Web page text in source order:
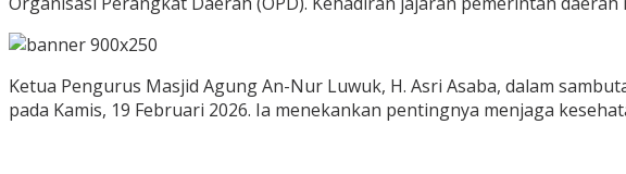
Ketua Pengurus Masjid Agung An-Nur Luwuk, H. Asri Asaba, dalam
pada Kamis, 19 Februari 2026. Ia menekankan pentingnya menjaga